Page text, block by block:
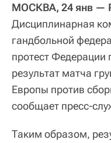
МОСКВА, 24 янв —
Дисциплинарная
гандбольной
протест
результат матча
Европы против
сообщает пресс-
Таким образом,